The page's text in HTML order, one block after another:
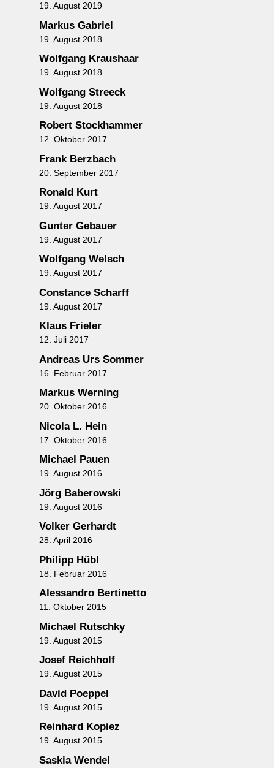
19. August 2019
Markus Gabriel
19. August 2018
Wolfgang Kraushaar
19. August 2018
Wolfgang Streeck
19. August 2018
Robert Stockhammer
12. Oktober 2017
Frank Berzbach
20. September 2017
Ronald Kurt
19. August 2017
Gunter Gebauer
19. August 2017
Wolfgang Welsch
19. August 2017
Constance Scharff
19. August 2017
Klaus Frieler
12. Juli 2017
Andreas Urs Sommer
16. Februar 2017
Markus Werning
20. Oktober 2016
Nicola L. Hein
17. Oktober 2016
Michael Pauen
19. August 2016
Jörg Baberowski
19. August 2016
Volker Gerhardt
28. April 2016
Philipp Hübl
18. Februar 2016
Alessandro Bertinetto
11. Oktober 2015
Michael Rutschky
19. August 2015
Josef Reichholf
19. August 2015
David Poeppel
19. August 2015
Reinhard Kopiez
19. August 2015
Saskia Wendel